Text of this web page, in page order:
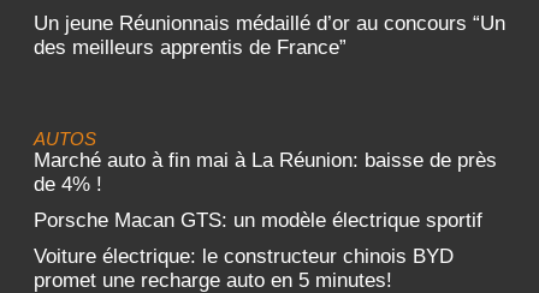
Un jeune Réunionnais médaillé d’or au concours “Un
des meilleurs apprentis de France”
AUTOS
Marché auto à fin mai à La Réunion: baisse de près
de 4% !
Porsche Macan GTS: un modèle électrique sportif
Voiture électrique: le constructeur chinois BYD
promet une recharge auto en 5 minutes!